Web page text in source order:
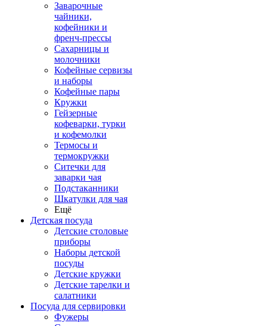
Заварочные
чайники,
кофейники и
френч-прессы
Сахарницы и
молочники
Кофейные сервизы
и наборы
Кофейные пары
Кружки
Гейзерные
кофеварки, турки
и кофемолки
Термосы и
термокружки
Ситечки для
заварки чая
Подстаканники
Шкатулки для чая
Ещё
Детская посуда
Детские столовые
приборы
Наборы детской
посуды
Детские кружки
Детские тарелки и
салатники
Посуда для сервировки
Фужеры